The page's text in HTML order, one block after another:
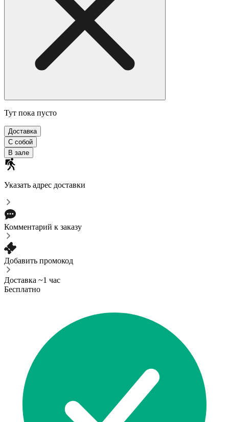
Тут пока пусто
Доставка
С собой
В зале
Указать адрес доставки
Комментарий к заказу
Добавить промокод
Доставка ~1 час
Бесплатно